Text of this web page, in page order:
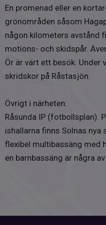
En promenad eller en
grönområden såsom
någon kilometers avstånd
motions- och skidspår.
Ör är värt ett besök.
skridskor på Råstasjön.
Övrigt i närheten:
Råsunda IP (fotbollsplan).
ishallarna finns Solnas nya
flexibel multibassäng med
en barnbassäng är några